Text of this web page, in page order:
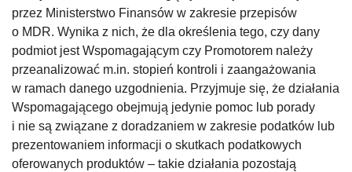
przez Ministerstwo Finansów w zakresie przepisów
o MDR. Wynika z nich, że dla określenia tego, czy dany
podmiot jest Wspomagającym czy Promotorem należy
przeanalizować m.in. stopień kontroli i zaangażowania
w ramach danego uzgodnienia. Przyjmuje się, że działania
Wspomagającego obejmują jedynie pomoc lub porady
i nie są związane z doradzaniem w zakresie podatków lub
prezentowaniem informacji o skutkach podatkowych
oferowanych produktów – takie działania pozostają